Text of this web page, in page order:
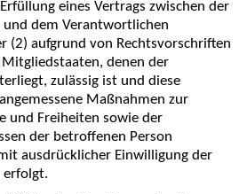
eines Vertrags zwischen der
und dem Verantwortlichen
(2) aufgrund von Rechtsvorschriften
denen der
zulässig ist und diese
Maßnahmen zur
und Freiheiten sowie der
der betroffenen Person
ausdrücklicher Einwilligung der
erfolgt.